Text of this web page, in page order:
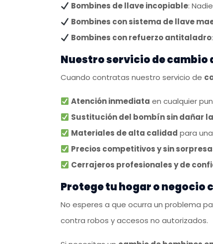
Bombines de llave incopiable:
Bombines con sistema de llave
Bombines con refuerzo antitaladro
Nuestro servicio de cambio
Cuando contratas nuestro servicio de
Atención inmediata en cualquier
Sustitución del bombín sin dañar
Materiales de alta calidad para
Precios competitivos y sin
Cerrajeros profesionales y de
Protege tu hogar o negocio
No esperes a que ocurra un problema
contra robos y accesos no autorizados.